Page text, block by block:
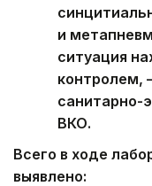
и
ситуация
контролем,
санитарно-
ВКО.
Всего в ходе
выявлено: